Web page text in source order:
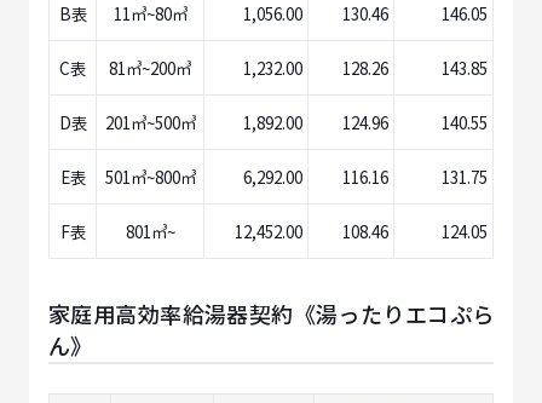
B表 11㎥~80㎥ 1,056.00 130.46 146.05
C表 81㎥~200㎥ 1,232.00 128.26 143.85
D表 201㎥~500㎥ 1,892.00 124.96 140.55
E表 501㎥~800㎥ 6,292.00 116.16 131.75
F表 801㎥~ 12,452.00 108.46 124.05
家庭用高効率給湯器契約《湯ったりエコぷら
ん》